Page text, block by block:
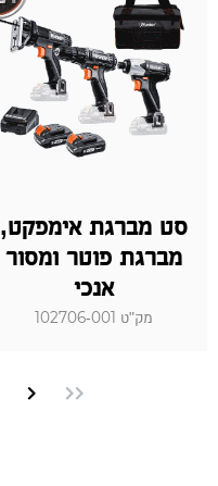
סט מברגת אימפקט,
מברגת פוטר ומסור
אנכי
מק"ט 102706-001